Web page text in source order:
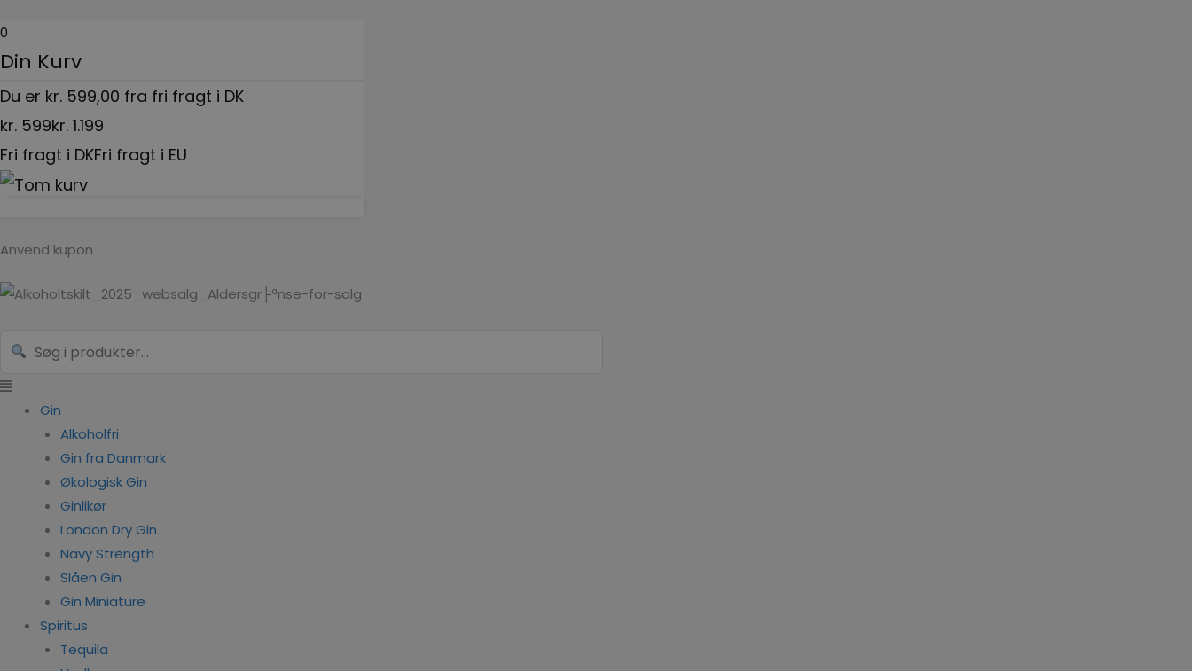
0
Din Kurv
Du er kr. 599,00 fra fri fragt i DK
kr. 599kr. 1.199
Fri fragt i DKFri fragt i EU
Anvend kupon
Gå
til
Menu
Gin
Alkoholfri
Gin fra Danmark
Økologisk Gin
Ginlikør
London Dry Gin
Navy Strength
Slåen Gin
Gin Miniature
Spiritus
Tequila
Search...